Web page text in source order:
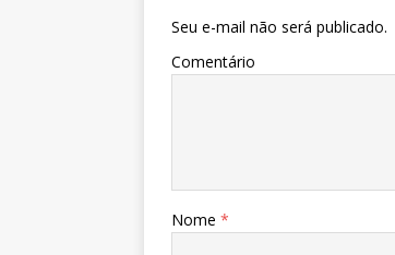
Seu e-mail não será publicado.
Comentário
Nome *